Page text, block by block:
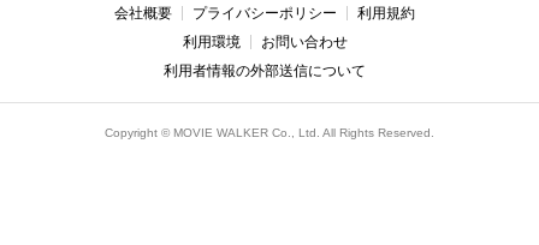
会社概要 プライバシーポリシー
利用規約
利用環境
お問い合わせ
利用者情報の外部送信について
Copyright © MOVIE WALKER Co., Ltd. All Rights Reserved.